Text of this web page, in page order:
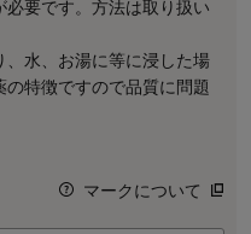
要です。方法は取り扱い
水、お湯に等に浸した場
特徴ですので品質に問題
マークについて